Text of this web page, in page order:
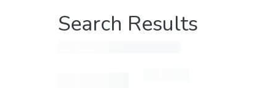
Search Results